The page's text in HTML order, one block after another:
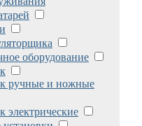
оборудование
ручные и ножные
электрические